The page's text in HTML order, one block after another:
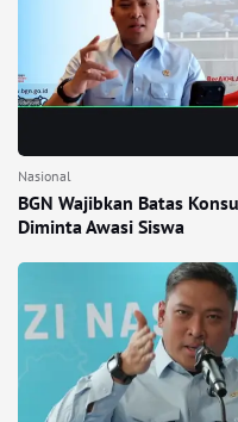
Nasional
BGN Wajibkan Batas
Diminta Awasi Siswa